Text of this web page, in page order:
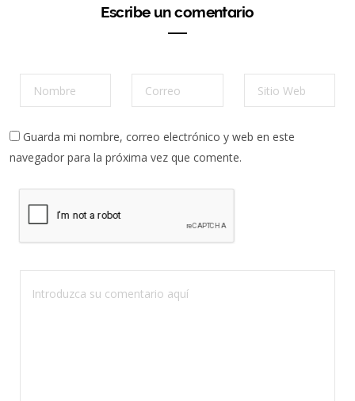
Escribe un comentario
Guarda mi nombre, correo electrónico y web en este
navegador para la próxima vez que comente.